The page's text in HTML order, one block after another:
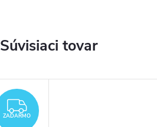
Súvisiaci tovar
ZADARMO
ZADARMO